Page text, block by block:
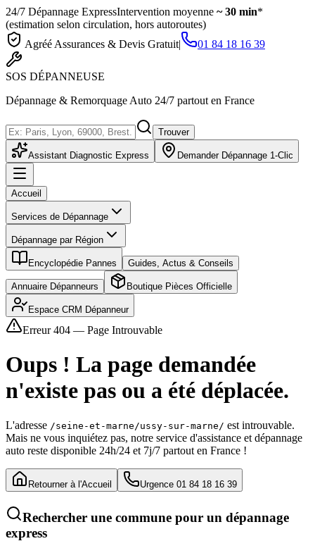
24/7 Dépannage ExpressIntervention moyenne ~ 30 min*
(estimation selon circulation, hors autoroutes)
Agréé Assurances & Devis Gratuit| 01 84 18 16 39
SOS DÉPANNEUSE
Dépannage & Remorquage Auto 24/7 partout en France
Trouver
Assistant Diagnostic Express Demander Dépannage 1-Clic
Accueil
Services de Dépannage
Dépannage par Région
Encyclopédie Pannes Guides, Actus & Conseils
Annuaire Dépanneurs Boutique Pièces Officielle
Espace CRM Dépanneur
Erreur 404 — Page Introuvable
Oups ! La page demandée
n'existe pas ou a été déplacée.
L'adresse /seine-et-marne/ussy-sur-marne/ est introuvable.
Mais ne vous inquiétez pas, notre service d'assistance et dépannage
auto reste disponible 24h/24 et 7j/7 partout en France !
Retourner à l'Accueil Urgence 01 84 18 16 39
Rechercher une commune pour un dépannage
express